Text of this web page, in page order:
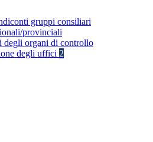
gruppi consiliari
provinciali
degli organi di controllo
degli uffici 2